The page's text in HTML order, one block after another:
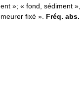
»; « fond, sédiment »,
fixé ». Fréq. abs.